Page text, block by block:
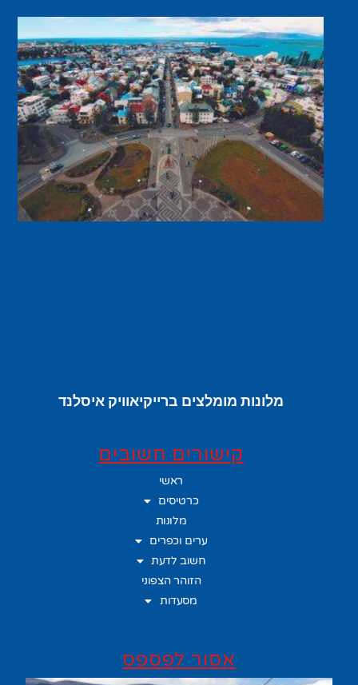
מלונות מומלצים ברייקיאוויק איסלנד
קישורים חשובים
ראשי
כרטיסים
מלונות
ערים וכפרים
חשוב לדעת
הזוהר הצפוני
מסעדות
אסור לפספס